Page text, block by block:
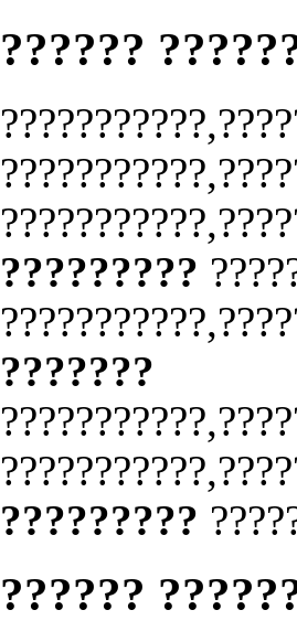
??????
?????????
???????
?????????
??????